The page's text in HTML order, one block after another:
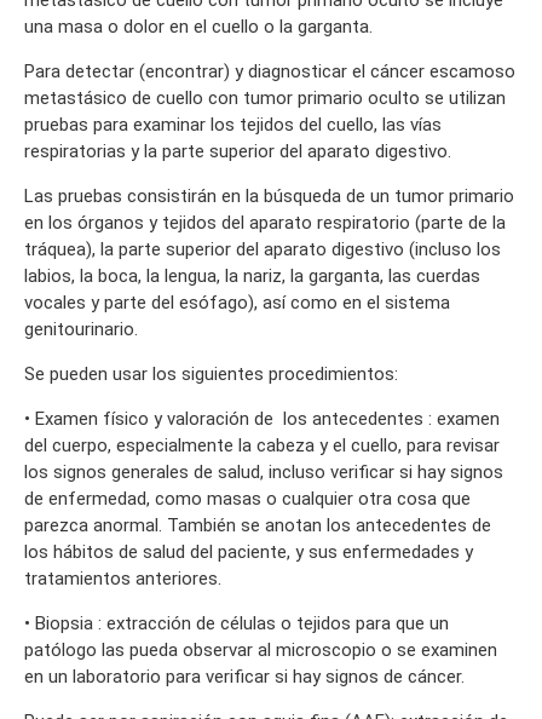
una masa o dolor en el cuello o la garganta.
Para detectar (encontrar) y diagnosticar el cáncer escamoso
metastásico de cuello con tumor primario oculto se utilizan
pruebas para examinar los tejidos del cuello, las vías
respiratorias y la parte superior del aparato digestivo.
Las pruebas consistirán en la búsqueda de un tumor primario
en los órganos y tejidos del aparato respiratorio (parte de la
tráquea), la parte superior del aparato digestivo (incluso los
labios, la boca, la lengua, la nariz, la garganta, las cuerdas
vocales y parte del esófago), así como en el sistema
genitourinario.
Se pueden usar los siguientes procedimientos:
• Examen físico y valoración de los antecedentes : examen
del cuerpo, especialmente la cabeza y el cuello, para revisar
los signos generales de salud, incluso verificar si hay signos
de enfermedad, como masas o cualquier otra cosa que
parezca anormal. También se anotan los antecedentes de
los hábitos de salud del paciente, y sus enfermedades y
tratamientos anteriores.
• Biopsia : extracción de células o tejidos para que un
patólogo las pueda observar al microscopio o se examinen
en un laboratorio para verificar si hay signos de cáncer.